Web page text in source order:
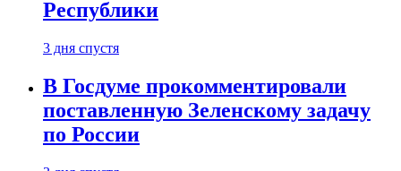
Республики
3 дня спустя
В Госдуме прокомментировали
поставленную Зеленскому задачу
по России